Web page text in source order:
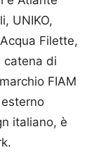
UNIKO,
Filette,
catena di
FIAM
italiano, è